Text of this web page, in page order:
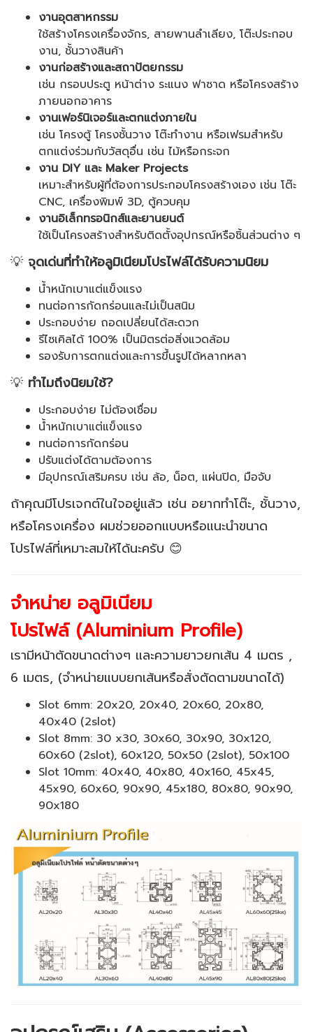
งานอุตสาหกรรม
ใช้สร้างโครงเครื่องจักร, สายพานลำเลียง, โต๊ะประกอบ
งาน, ชั้นวางสินค้า
งานก่อสร้างและสถาปัตยกรรม
เช่น กรอบประตู หน้าต่าง ระแนง ฟาซาด หรือโครงสร้าง
ภายนอกอาคาร
งานเฟอร์นิเจอร์และตกแต่งภายใน
เช่น โครงตู้ โครงชั้นวาง โต๊ะทำงาน หรือเฟรมสำหรับ
ตกแต่งร่วมกับวัสดุอื่น เช่น ไม้หรือกระจก
งาน DIY และ Maker Projects
เหมาะสำหรับผู้ที่ต้องการประกอบโครงสร้างเอง เช่น โต๊ะ
CNC, เครื่องพิมพ์ 3D, ตู้ควบคุม
งานอิเล็กทรอนิกส์และยานยนต์
ใช้เป็นโครงสร้างสำหรับติดตั้งอุปกรณ์หรือชิ้นส่วนต่าง ๆ
💡 จุดเด่นที่ทำให้อลูมิเนียมโปรไฟล์ได้รับความนิยม
น้ำหนักเบาแต่แข็งแรง
ทนต่อการกัดกร่อนและไม่เป็นสนิม
ประกอบง่าย ถอดเปลี่ยนได้สะดวก
รีไซเคิลได้ 100% เป็นมิตรต่อสิ่งแวดล้อม
รองรับการตกแต่งและการขึ้นรูปได้หลากหลา
💡 ทำไมถึงนิยมใช้?
ประกอบง่าย ไม่ต้องเชื่อม
น้ำหนักเบาแต่แข็งแรง
ทนต่อการกัดกร่อน
ปรับแต่งได้ตามต้องการ
มีอุปกรณ์เสริมครบ เช่น ล้อ, น็อต, แผ่นปิด, มือจับ
ถ้าคุณมีโปรเจกต์ในใจอยู่แล้ว เช่น อยากทำโต๊ะ, ชั้นวาง,
หรือโครงเครื่อง ผมช่วยออกแบบหรือแนะนำขนาด
โปรไฟล์ที่เหมาะสมให้ได้นะครับ 😊
จำหน่าย อลูมิเนียม
โปรไฟล์ (Aluminium Profile)
เรามีหน้าตัดขนาดต่างๆ และความยาวยกเส้น 4 เมตร ,
6 เมตร, (จำหน่ายแบบยกเส้นหรือสั่งตัดตามขนาดได้)
Slot 6mm: 20x20, 20x40, 20x60, 20x80,
40x40 (2slot)
Slot 8mm: 30 x30, 30x60, 30x90, 30x120,
60x60 (2slot), 60x120, 50x50 (2slot), 50x100
Slot 10mm: 40x40, 40x80, 40x160, 45x45,
45x90, 60x60, 90x90, 45x180, 80x80, 90x90,
90x180